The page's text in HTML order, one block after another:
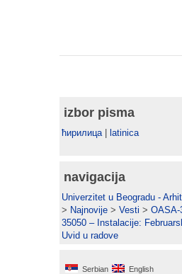
izbor pisma
ћирилица| latinica
navigacija
Univerzitet u Beogradu -
> Najnovije > Vesti > OASA-
35050 – Instalacije:
Uvid u radove
Serbian English